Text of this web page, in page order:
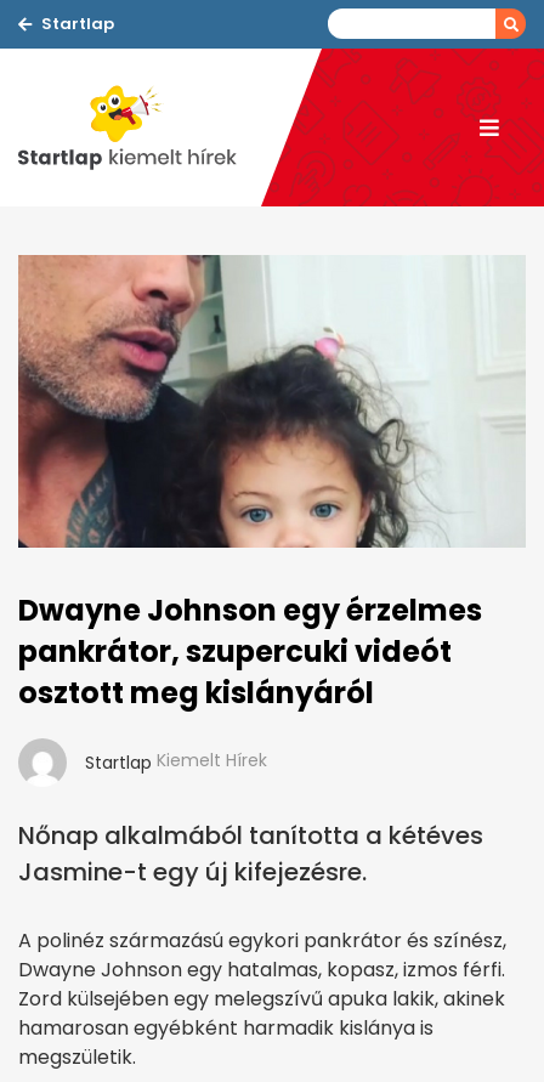
Startlap
Dwayne Johnson egy érzelmes
pankrátor, szupercuki videót
osztott meg kislányáról
Startlap Kiemelt Hírek
Nőnap alkalmából tanította a kétéves
Jasmine-t egy új kifejezésre.
A polinéz származású egykori pankrátor és színész,
Dwayne Johnson egy hatalmas, kopasz, izmos férfi.
Zord külsejében egy melegszívű apuka lakik, akinek
hamarosan egyébként harmadik kislánya is
megszületik.